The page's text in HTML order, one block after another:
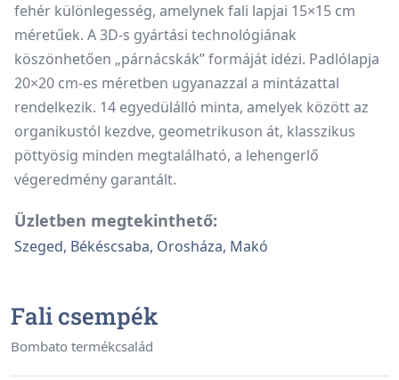
fehér különlegesség, amelynek fali lapjai 15×15 cm
méretűek. A 3D-s gyártási technológiának
köszönhetően „párnácskák” formáját idézi. Padlólapja
20×20 cm-es méretben ugyanazzal a mintázattal
rendelkezik. 14 egyedülálló minta, amelyek között az
organikustól kezdve, geometrikuson át, klasszikus
pöttyösig minden megtalálható, a lehengerlő
végeredmény garantált.
Üzletben megtekinthető:
Szeged, Békéscsaba, Orosháza, Makó
Fali csempék
Bombato termékcsalád